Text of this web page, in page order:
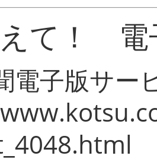
えて！ 電
電子版サー